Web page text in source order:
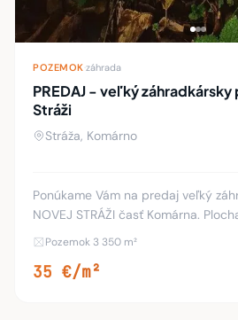
POZEMOK záhrada
PREDAJ - veľký
Stráži
Stráža, Komárno
Ponúkame Vám na predaj veľký
NOVEJ STRÁŽI časť Komárna.
Rovinatý pozemok. Asfaltová
Pozemok 3 350 m²
35 €/m²